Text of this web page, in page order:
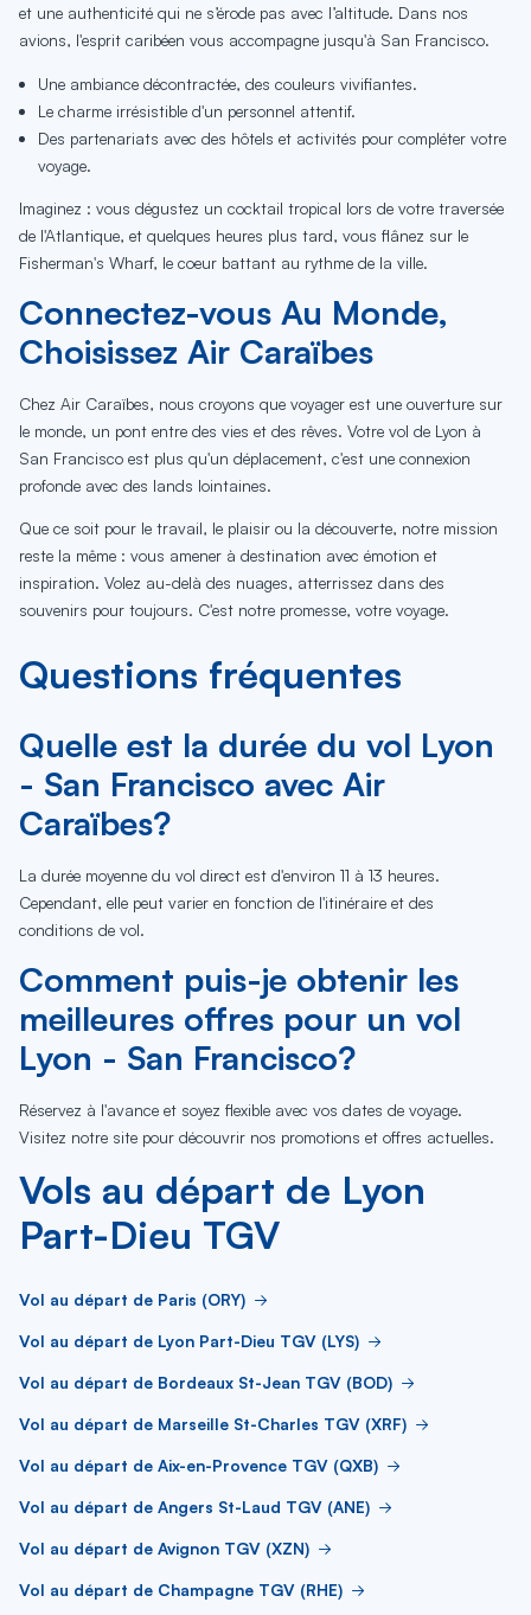
et une authenticité qui ne s’érode pas avec l’altitude. Dans nos
avions, l'esprit caribéen vous accompagne jusqu'à San Francisco.
Une ambiance décontractée, des couleurs vivifiantes.
Le charme irrésistible d'un personnel attentif.
Des partenariats avec des hôtels et activités pour compléter votre
voyage.
Imaginez : vous dégustez un cocktail tropical lors de votre traversée
de l'Atlantique, et quelques heures plus tard, vous flânez sur le
Fisherman's Wharf, le coeur battant au rythme de la ville.
Connectez-vous Au Monde,
Choisissez Air Caraïbes
Chez Air Caraïbes, nous croyons que voyager est une ouverture sur
le monde, un pont entre des vies et des rêves. Votre vol de Lyon à
San Francisco est plus qu'un déplacement, c'est une connexion
profonde avec des lands lointaines.
Que ce soit pour le travail, le plaisir ou la découverte, notre mission
reste la même : vous amener à destination avec émotion et
inspiration. Volez au-delà des nuages, atterrissez dans des
souvenirs pour toujours. C'est notre promesse, votre voyage.
Questions fréquentes
Quelle est la durée du vol Lyon
- San Francisco avec Air
Caraïbes?
La durée moyenne du vol direct est d'environ 11 à 13 heures.
Cependant, elle peut varier en fonction de l'itinéraire et des
conditions de vol.
Comment puis-je obtenir les
meilleures offres pour un vol
Lyon - San Francisco?
Réservez à l'avance et soyez flexible avec vos dates de voyage.
Visitez notre site pour découvrir nos promotions et offres actuelles.
Vols au départ de Lyon
Part-Dieu TGV
Vol au départ de Paris (ORY)
Vol au départ de Lyon Part-Dieu TGV (LYS)
Vol au départ de Bordeaux St-Jean TGV (BOD)
Vol au départ de Marseille St-Charles TGV (XRF)
Vol au départ de Aix-en-Provence TGV (QXB)
Vol au départ de Angers St-Laud TGV (ANE)
Vol au départ de Avignon TGV (XZN)
Vol au départ de Champagne TGV (RHE)